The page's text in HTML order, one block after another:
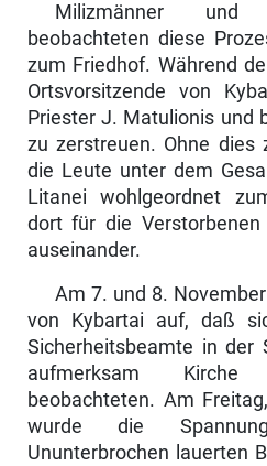
Milizmänner und
beobachteten diese
zum Friedhof. Während
Ortsvorsitzende von
Priester J. Matulionis und
zu zerstreuen. Ohne dies
die Leute unter dem
Litanei wohlgeordnet
dort für die
auseinander.
Am 7. und 8.
von Kybartai auf, daß
Sicherheitsbeamte in der
aufmerksam
beobachteten. Am
wurde die
Ununterbrochen lauerten